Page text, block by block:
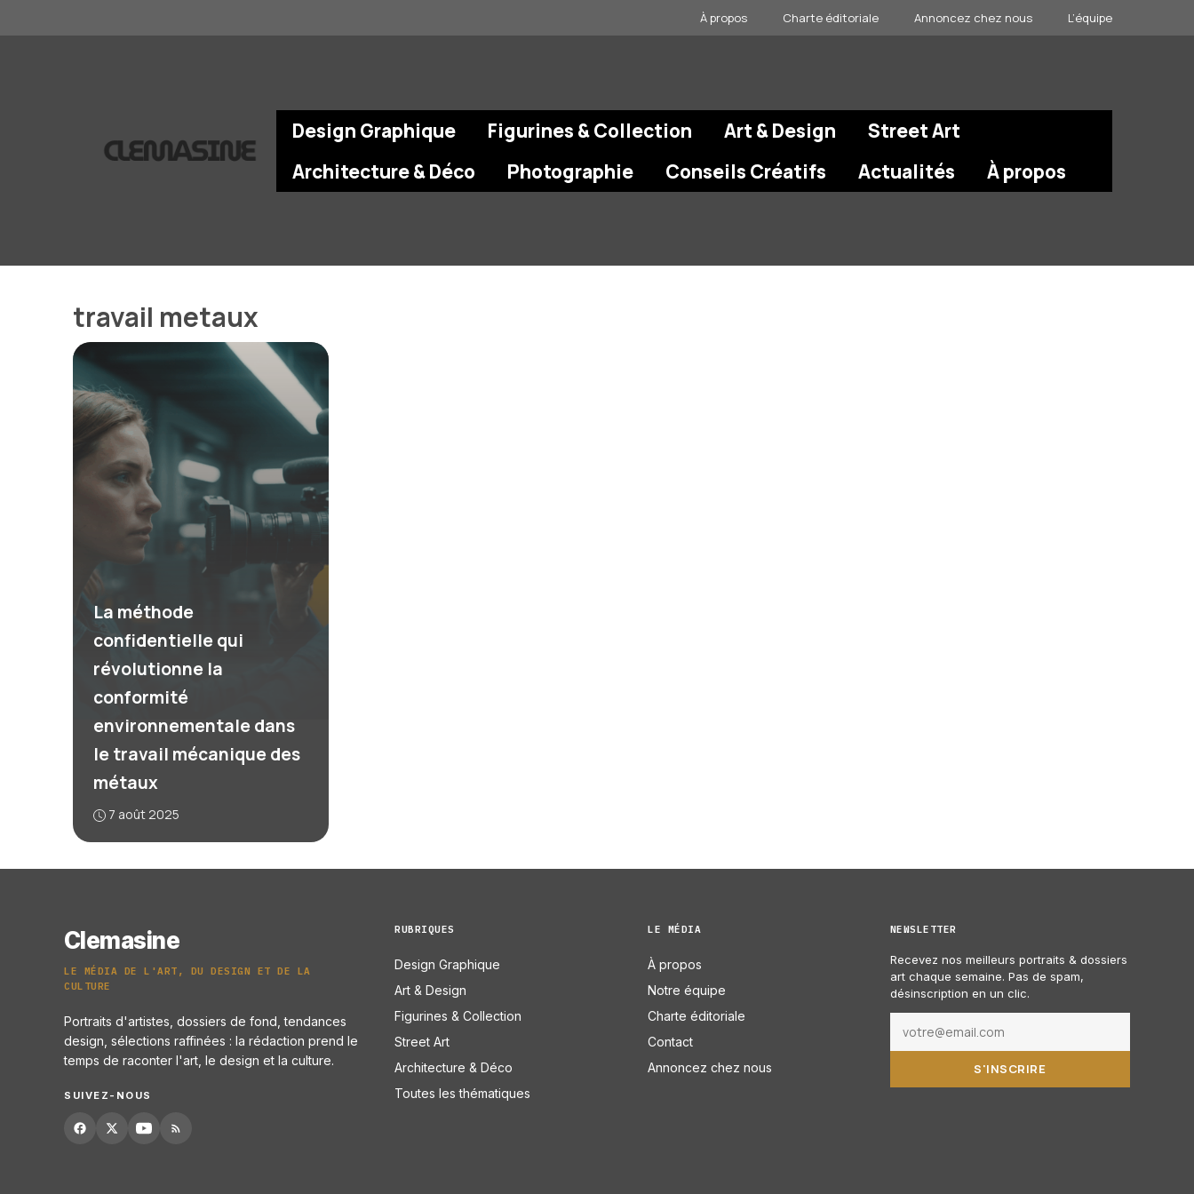
au
À propos Charte éditoriale Annoncez chez nous L’équipe
Design Graphique Figurines & Collection Art & Design
Street Art
Architecture & Déco
Photographie Conseils Créatifs Actualités À propos
travail metaux
La méthode
confidentielle qui
révolutionne la
conformité
environnementale dans
le travail mécanique des
métaux
7 août 2025
Clemasine
LE MÉDIA DE L'ART, DU DESIGN ET DE LA
CULTURE
Portraits d'artistes, dossiers de fond, tendances
design, sélections raffinées : la rédaction prend le
temps de raconter l'art, le design et la culture.
SUIVEZ-NOUS
RUBRIQUES
Design Graphique
Art & Design
Figurines & Collection
Street Art
Architecture & Déco
Toutes les thématiques
LE MÉDIA
À propos
Notre équipe
Charte éditoriale
Contact
Annoncez chez nous
NEWSLETTER
Recevez nos meilleurs portraits & dossiers
art chaque semaine. Pas de spam,
désinscription en un clic.
S'INSCRIRE